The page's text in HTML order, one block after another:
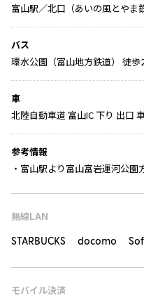
富山駅／北口（あいの風とやま
バス
環水公園（富山地方鉄道） 徒歩
車
北陸自動車道 富山IC 下り 出口
参考情報
・富山駅より富山富岩運河公園
無線LAN
STARBUCKS docomo
モバイル決済